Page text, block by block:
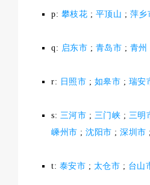
p: 攀枝花 ; 平顶山 ; 萍乡
q: 启东市 ; 青岛市 ; 青州
r: 日照市 ; 如皋市 ; 瑞安
s: 三河市 ; 三门峡 ; 三明
嵊州市 ; 沈阳市 ; 深圳市 ;
t: 泰安市 ; 太仓市 ; 台山